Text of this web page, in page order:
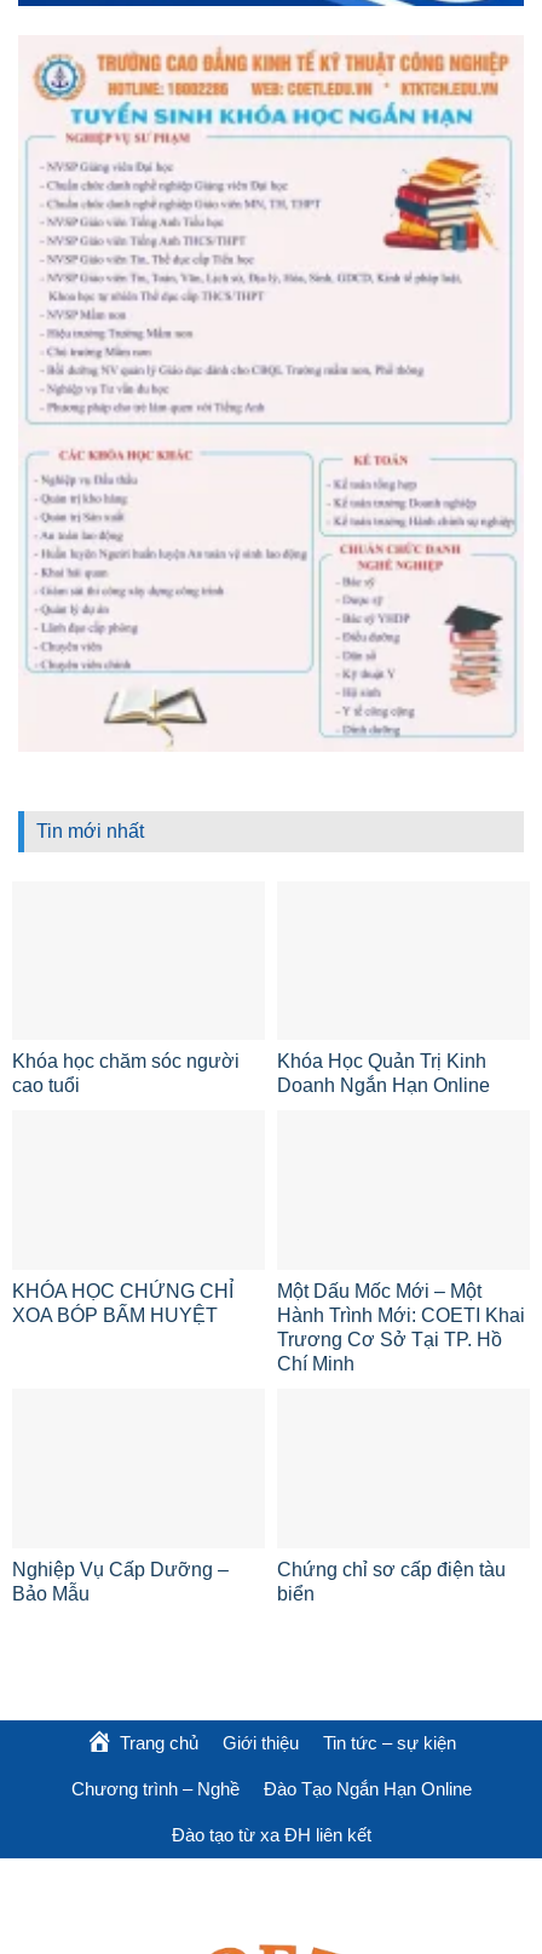
Tin mới nhất
Khóa học chăm sóc người
cao tuổi
Khóa Học Quản Trị Kinh
Doanh Ngắn Hạn Online
KHÓA HỌC CHỨNG CHỈ
XOA BÓP BẤM HUYỆT
Một Dấu Mốc Mới – Một
Hành Trình Mới: COETI Khai
Trương Cơ Sở Tại TP. Hồ
Chí Minh
Nghiệp Vụ Cấp Dưỡng –
Bảo Mẫu
Chứng chỉ sơ cấp điện tàu
biển
Trang chủ Giới thiệu Tin tức – sự kiện
Chương trình – Nghề Đào Tạo Ngắn Hạn Online
Đào tạo từ xa ĐH liên kết